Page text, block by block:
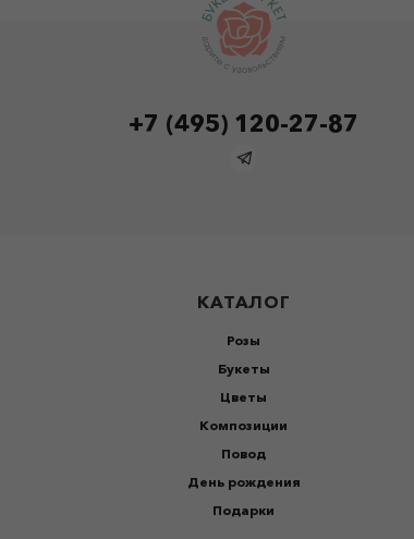
+7 (495) 120-27-87
КАТАЛОГ
Розы
Букеты
Цветы
Композиции
Повод
День рождения
Подарки